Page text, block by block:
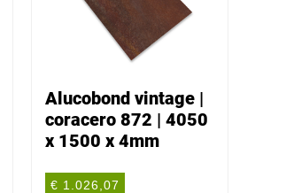
Alucobond vintage |
coracero 872 | 4050
x 1500 x 4mm
€ 1.026,07